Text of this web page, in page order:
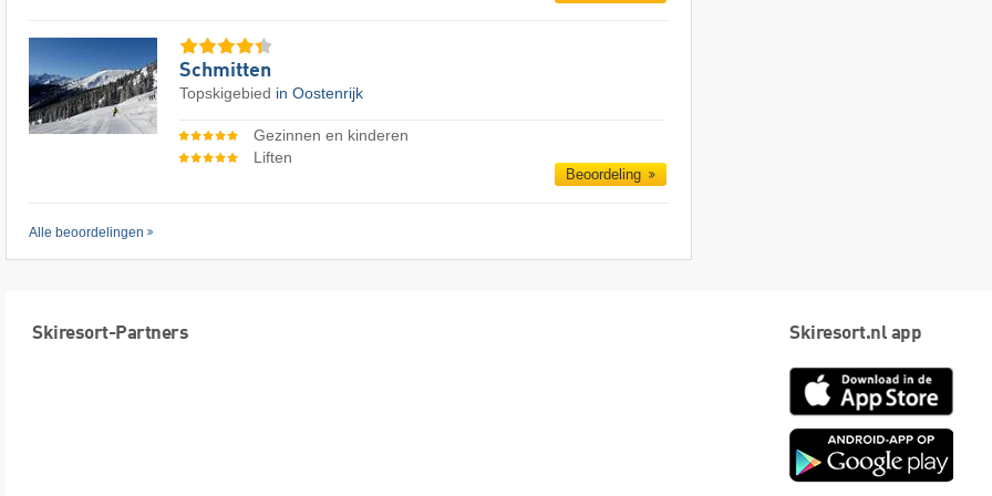
Schmitten
Topskigebied in Oostenrijk
Gezinnen en kinderen
Liften
Beoordeling
Alle beoordelingen
Skiresort-Partners Skiresort.nl app
App